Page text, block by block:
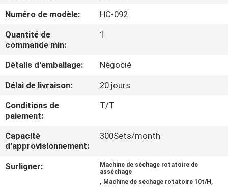
VISITE
CONTRÔLE
DE
QUALITÉ
CONTACTEZ-
NOUS
Numéro de modèle:
HC-092
Quantité de
commande min:
1
Détails d'emballage:
Négocié
Délai de livraison:
20 jours
Conditions de
paiement:
T/T
Capacité
d'approvisionnement:
300Sets/month
Surligner:
Machine de séchage rotatoire de
asséchage
, Machine de séchage rotatoire 10t/H ,